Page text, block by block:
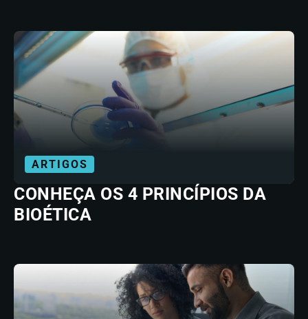
ARTIGOS
CONHEÇA OS 4 PRINCÍPIOS DA
BIOÉTICA